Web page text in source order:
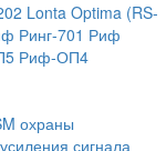
Lonta Optima (RS-
Ринг-701 Риф
Риф-ОП4
охраны
сигнала